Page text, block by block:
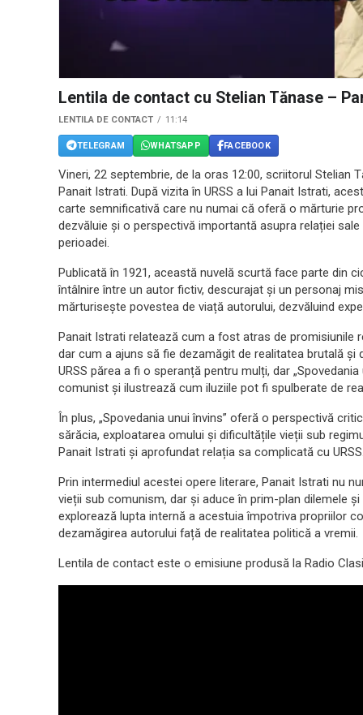
Lentila de contact cu Stelian Tănase –
LENTILA DE CONTACT 11:14
TELEGRAM WHATSAPP FACEBOOK
Vineri, 22 septembrie, de la oras 12:00, scriitorul Stelian
Panait Istrati. După vizita în URSS a lui Panait Istrati,
carte semnificativă care nu numai că oferă o mărturie
dezvăluie și o perspectivă importantă asupra relației
perioadei.
Publicată în 1921, această nuvelă scurtă face parte din
întâlnire între un autor fictiv, descurajat și un personaj
mărturisește povestea de viață autorului, dezvăluind
Panait Istrati relatează cum a fost atras de promisiunile
dar cum a ajuns să fie dezamăgit de realitatea brutală
URSS părea a fi o speranță pentru mulți, dar
comunist și ilustrează cum iluziile pot fi spulberate de
În plus, „Spovedania unui învins” oferă o perspectivă
sărăcia, exploatarea omului și dificultățile vieții sub
Panait Istrati și aprofundat relația sa complicată cu
Prin intermediul acestei opere literare, Panait Istrati nu
vieții sub comunism, dar și aduce în prim-plan dilemele
explorează lupta internă a acestuia împotriva propriilor
dezamăgirea autorului față de realitatea politică a vremii.
Lentila de contact este o emisiune produsă la Radio